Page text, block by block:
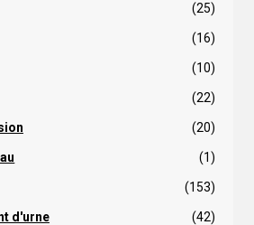
(25)
(16)
(10)
(22)
(20)
(1)
(153)
d'urne (42)